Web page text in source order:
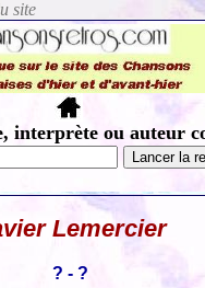
interprète ou auteur
Lemercier
? - ?